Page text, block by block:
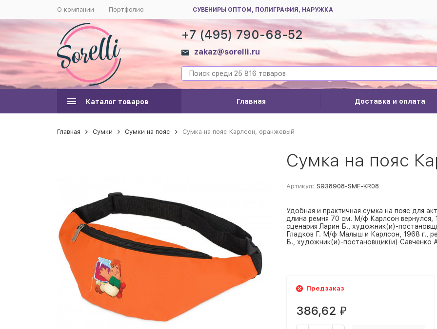
О компании Портфолио СУВЕНИРЫ ОПТОМ, ПОЛИГРАФИЯ, НАРУЖКА
+7 (495) 790-68-52
zakaz@sorelli.ru
Каталог товаров Главная Доставка и оплата
Главная Сумки Сумки на пояс Сумка на пояс Карлсон, оранжевый
Сумка на пояс
Артикул: S938908-SMF-KR08
Удобная и практичная сумка на пояс для
длина ремня 70 см. М/ф Карлсон вернулся,
сценария Ларин Б., художник(и)-
Гладков Г. М/ф Малыш и Карлсон, 1968 г.,
Б., художник(и)-постановщик(и) Савченко
Предзаказ
386,62 ₽